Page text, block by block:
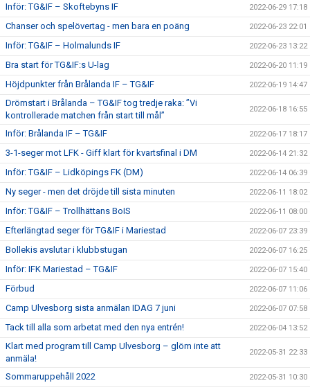
Inför: TG&IF – Skoftebyns IF 2022-06-29 17:18
Chanser och spelövertag - men bara en poäng 2022-06-23 22:01
Inför: TG&IF – Holmalunds IF 2022-06-23 13:22
Bra start för TG&IF:s U-lag 2022-06-20 11:19
Höjdpunkter från Brålanda IF – TG&IF 2022-06-19 14:47
Drömstart i Brålanda – TG&IF tog tredje raka: ”Vi
kontrollerade matchen från start till mål”
2022-06-18 16:55
Inför: Brålanda IF – TG&IF 2022-06-17 18:17
3-1-seger mot LFK - Giff klart för kvartsfinal i DM 2022-06-14 21:32
Inför: TG&IF – Lidköpings FK (DM) 2022-06-14 06:39
Ny seger - men det dröjde till sista minuten 2022-06-11 18:02
Inför: TG&IF – Trollhättans BoIS 2022-06-11 08:00
Efterlängtad seger för TG&IF i Mariestad 2022-06-07 23:39
Bollekis avslutar i klubbstugan 2022-06-07 16:25
Inför: IFK Mariestad – TG&IF 2022-06-07 15:40
Förbud 2022-06-07 11:06
Camp Ulvesborg sista anmälan IDAG 7 juni 2022-06-07 07:58
Tack till alla som arbetat med den nya entrén! 2022-06-04 13:52
Klart med program till Camp Ulvesborg – glöm inte att
anmäla!
2022-05-31 22:33
Sommaruppehåll 2022 2022-05-31 10:30